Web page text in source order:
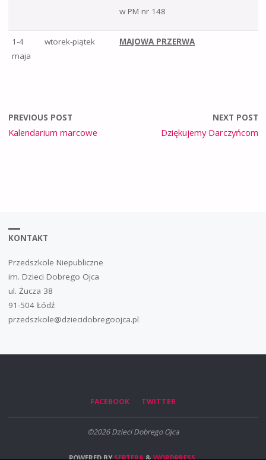
w PM nr 148
1-4
maja
wtorek-piątek MAJOWA PRZERWA
PREVIOUS POST
Kalendarium marcowe
NEXT POST
Dziękujemy Darczyńcom
KONTAKT
Przedszkole Niepubliczne
im. Dzieci Dobrego Ojca
ul. Żucza 38
91-504 Łódź
przedszkole@dziecidobregoojca.pl
FACEBOOK TWITTER
©2026 Dzieci Dobrego Ojca
POWERED BYSEPTERA&WORDPRESS.